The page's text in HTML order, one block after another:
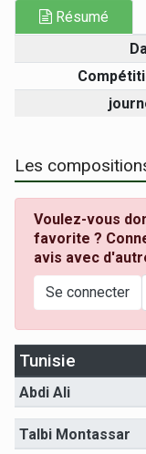
Résumé
Les
Voulez-vous
favorite ?
avis avec
Se connecter
Tunisie
Abdi Ali
Talbi Montassar